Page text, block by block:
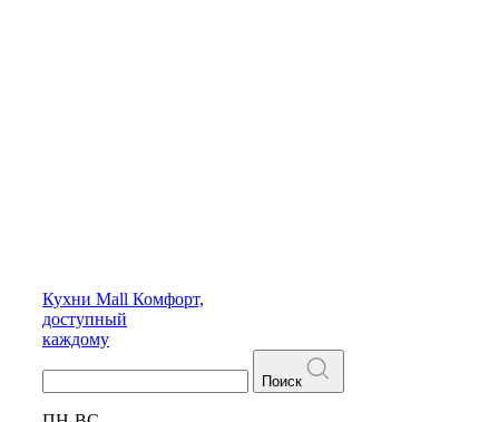
Кухни Mall Комфорт,
доступный
каждому
Поиск